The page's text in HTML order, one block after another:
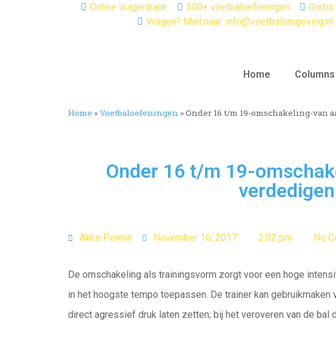
Online vragenbank 300+ voetbaloefeningen
Vragen? Mail naar: info@voetbalomgeving.nl
Home Columns
Home »Voetbaloefeningen »Onder 16 t/m 19-omschakeling-van
Onder 16 t/m 19-
Akke Pennin November 16, 2017 2:02 pm No
De omschakeling als trainingsvorm zorgt voor een hoge
in het hoogste tempo toepassen. De trainer kan
direct agressief druk laten zetten; bij het veroveren van de bal